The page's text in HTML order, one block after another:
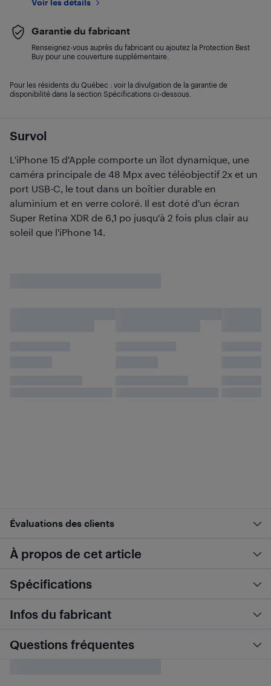
Survol
L'iPhone 15 d'Apple comporte un îlot dynamique, une
caméra principale de 48 Mpx avec téléobjectif 2x et un
port USB-C, le tout dans un boîtier durable en
aluminium et en verre coloré. Il est doté d'un écran
Super Retina XDR de 6,1 po jusqu'à 2 fois plus clair au
soleil que l'iPhone 14.
Voir les détails
Garantie du fabricant
Renseignez-vous auprès du fabricant ou ajoutez la Protection Best
Buy pour une couverture supplémentaire.
Pour les résidents du Québec : voir la divulgation de la garantie de
disponibilité dans la section Spécifications ci-dessous.
Évaluations des clients
À propos de cet article
Spécifications
Infos du fabricant
Questions fréquentes